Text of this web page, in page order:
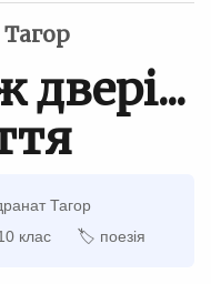
двері...
Тагор
клас 🏷 поезія